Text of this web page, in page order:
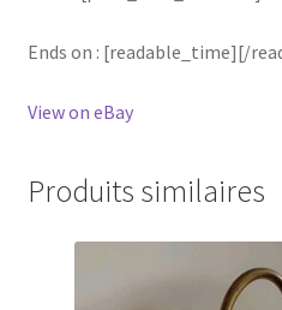
Ends on : [readable_time][/
View on eBay
Produits similaires